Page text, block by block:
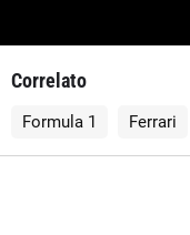
Correlato
Formula 1 Ferrari